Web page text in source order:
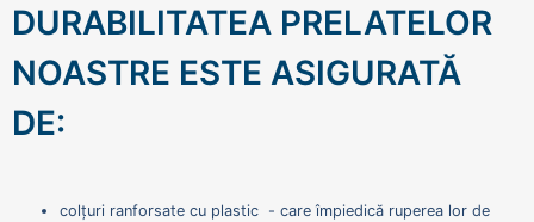
DURABILITATEA PRELATELOR
NOASTRE ESTE ASIGURATĂ
DE:
colțuri ranforsate cu plastic - care împiedică ruperea lor de